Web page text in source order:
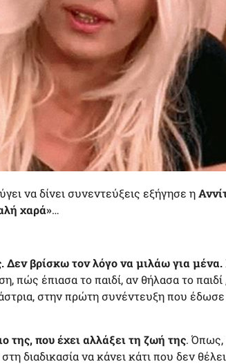
να δίνει συνεντεύξεις εξήγησε η
χαρά»…
Δεν βρίσκω τον λόγο να μιλάω για μένα.
πώς έπιασα το παιδί, αν θήλασα το
στην πρώτη συνέντευξη που
της, που έχει αλλάξει τη ζωή της. Όπως,
διαδικασία να κάνει κάτι που δεν